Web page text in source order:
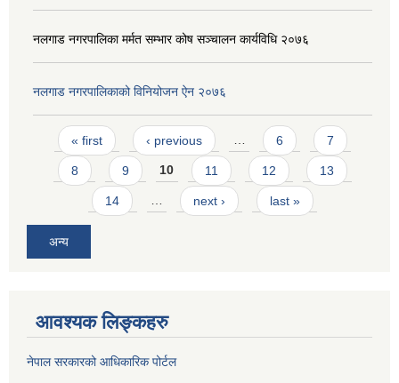
नलगाड नगरपालिका मर्मत सम्भार कोष सञ्चालन कार्यविधि २०७६
नलगाड नगरपालिकाको विनियोजन ऐन २०७६
Pages
« first ‹ previous … 6 7
8 9 10 11 12 13
14 … next › last »
अन्य
आवश्यक लिङ्कहरु
नेपाल सरकारको आधिकारिक पोर्टल